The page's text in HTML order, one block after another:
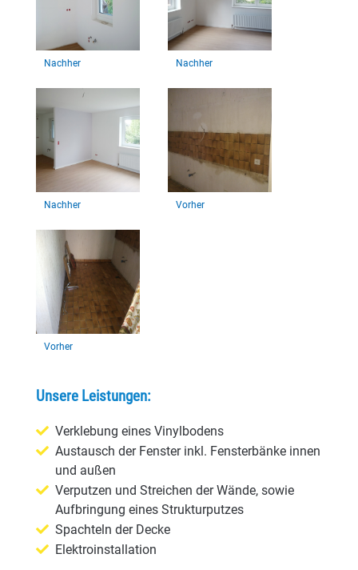
Nachher Nachher
Nachher Vorher
Vorher
Unsere Leistungen:
Verklebung eines Vinylbodens
Austausch der Fenster inkl. Fensterbänke innen
und außen
Verputzen und Streichen der Wände, sowie
Aufbringung eines Strukturputzes
Spachteln der Decke
Elektroinstallation